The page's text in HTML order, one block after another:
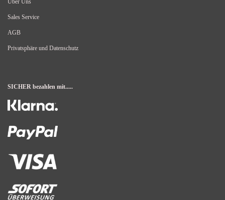
Über Uns
Sales Service
AGB
Privatsphäre und Datenschutz
SICHER bezahlen mit.....